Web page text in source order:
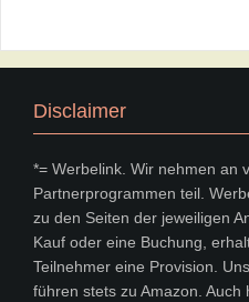
Disclaimer
*= Werbelink. Wir nehmen an
Partnerprogrammen teil.
zu den Seiten der jeweiligen
Kauf oder eine Buchung,
Teilnehmer eine Provision.
führen stets zu Amazon. Auch